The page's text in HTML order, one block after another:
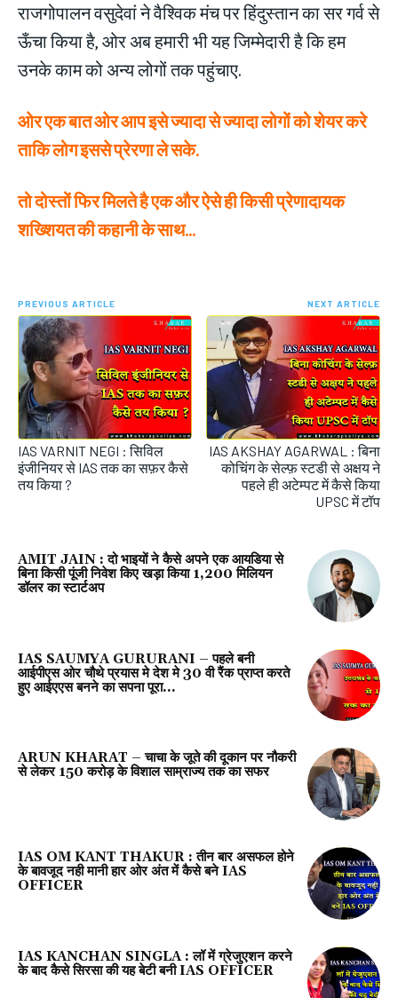
राजगोपालन वसुदेवां ने वैश्विक मंच पर हिंदुस्तान का सर गर्व से
ऊँचा किया है, ओर अब हमारी भी यह जिम्मेदारी है कि हम
उनके काम को अन्य लोगों तक पहुंचाए.
ओर एक बात ओर आप इसे ज्यादा से ज्यादा लोगों को शेयर करे
ताकि लोग इससे प्रेरणा ले सके.
तो दोस्तों फिर मिलते है एक और ऐसे ही किसी प्रेणादायक
शख्शियत की कहानी के साथ…
PREVIOUS ARTICLE
IAS VARNIT NEGI : सिविल
इंजीनियर से IAS तक का सफ़र कैसे
तय किया ?
NEXT ARTICLE
IAS AKSHAY AGARWAL : बिना
कोचिंग के सेल्फ़ स्टडी से अक्षय ने
पहले ही अटेम्पट में कैसे किया
UPSC में टॉप
AMIT JAIN : दो भाइयों ने कैसे अपने एक आयडिया से
बिना किसी पूंजी निवेश किए खड़ा किया 1,200 मिलियन
डॉलर का स्टार्टअप
IAS SAUMYA GURURANI – पहले बनी
आईपीएस ओर चौथे प्रयास मे देश मे 30 वी रैंक प्राप्त करते
हुए आईएएस बनने का सपना पूरा...
ARUN KHARAT – चाचा के जूते की दूकान पर नौकरी
से लेकर 150 करोड़ के विशाल साम्राज्य तक का सफर
IAS OM KANT THAKUR : तीन बार असफल होने
के बावजूद नही मानी हार ओर अंत में कैसे बने IAS
OFFICER
IAS KANCHAN SINGLA : लॉ में ग्रेजुएशन करने
के बाद कैसे सिरसा की यह बेटी बनी IAS OFFICER